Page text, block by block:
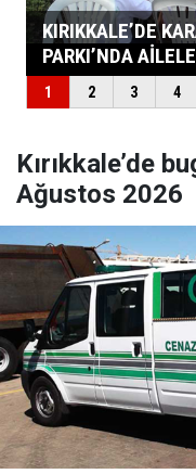
Kırıkkale’de
Ağustos 2026